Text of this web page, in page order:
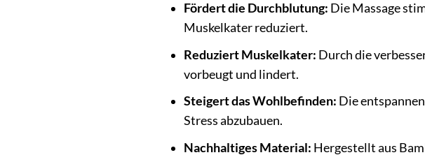
Fördert die Durchblutung: Die Massage
Muskelkater reduziert.
Reduziert Muskelkater: Durch die
vorbeugt und lindert.
Steigert das Wohlbefinden: Die
Stress abzubauen.
Nachhaltiges Material: Hergestellt aus